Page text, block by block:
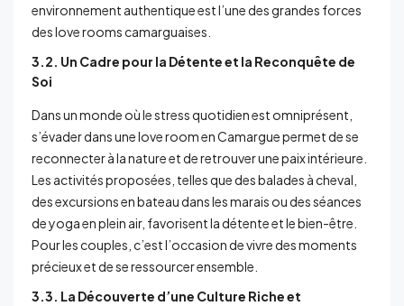
environnement authentique est l’une des grandes forces
des love rooms camarguaises.
3.2. Un Cadre pour la Détente et la Reconquête de
Soi
Dans un monde où le stress quotidien est omniprésent,
s’évader dans une love room en Camargue permet de se
reconnecter à la nature et de retrouver une paix intérieure.
Les activités proposées, telles que des balades à cheval,
des excursions en bateau dans les marais ou des séances
de yoga en plein air, favorisent la détente et le bien-être.
Pour les couples, c’est l’occasion de vivre des moments
précieux et de se ressourcer ensemble.
3.3. La Découverte d’une Culture Riche et